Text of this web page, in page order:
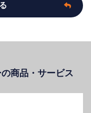
商品・サービス